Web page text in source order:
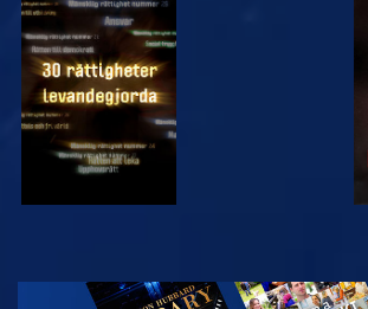
TITTA
TITTA